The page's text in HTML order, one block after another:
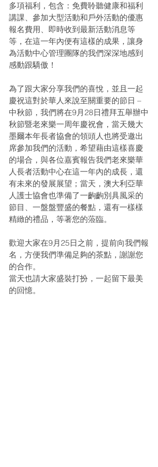
多項福利，包含：免費聆聽健康和福利
講課、參加大型活動和戶外活動的優惠
報名費用、即時收到最新活動消息等
等，在這一年內便有這樣的成果，讓身
為活動中心管理團隊的我們深深地感到
感動跟驕傲！
為了跟大家分享我們的喜悅，並且一起
慶祝這對於華人來說至關重要的節日 –
中秋節，我們將在9月28日禮拜五舉辦中
秋節暨老來樂一周年慶祝會，當天幾大
墨爾本年長者協會的領頭人也將受邀出
席參加我們的活動，希望藉由這樣喜慶
的場合，與各位嘉賓報告我們老來樂華
人長者活動中心在這一年內的成長，還
有未來的發展展望；當天，澳大利亞華
人護士協會也準備了一齣齣別具風采的
節目、一盤盤豐盛的餐點，還有一樣樣
精緻的禮品，等著您的蒞臨。
歡迎大家在9月25日之前，提前向我們報
名，方便我們準備足夠的茶點，謝謝您
的合作。
當天也請大家盛裝打扮，一起留下最美
的回憶。